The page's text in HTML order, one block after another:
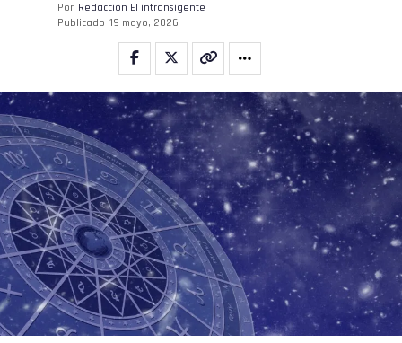
Por Redacción El intransigente
Publicado 19 mayo, 2026